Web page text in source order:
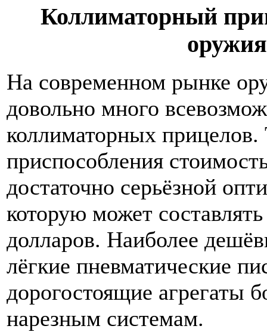
Коллиматорный
На современном рынке
довольно много
коллиматорных прицелов.
приспособления
достаточно серьёзной
которую может
долларов. Наиболее
лёгкие пневматические
дорогостоящие агрегаты
нарезным системам.